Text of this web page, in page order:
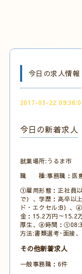
今日の求人情報
2017-03-22
今日の新着求人
就業場所:うるま市
職 種:事務職：医
①雇用形態：正社員
で）、学歴：高卒以
ド・エクセル:B）
金：15.2万円～15.2
厚生、⑧時間：
方法:書類選考･面接
その他新着求人
一般事務職：6件